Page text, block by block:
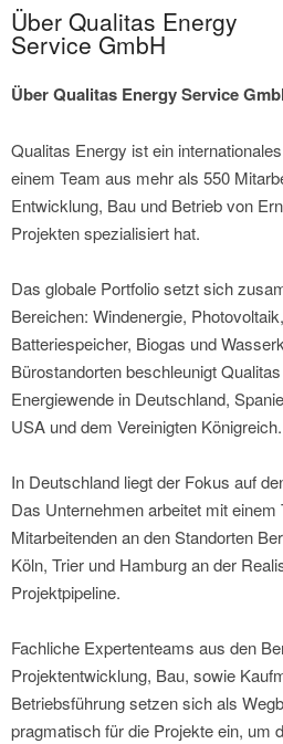
Über Qualitas Energy
Service GmbH
Über Qualitas Energy Service
Qualitas Energy ist ein
einem Team aus mehr als 550
Entwicklung, Bau und Betrieb von
Projekten spezialisiert hat.
Das globale Portfolio setzt sich
Bereichen: Windenergie,
Batteriespeicher, Biogas und
Bürostandorten beschleunigt
Energiewende in Deutschland,
USA und dem Vereinigten Königreich.
In Deutschland liegt der Fokus auf
Das Unternehmen arbeitet mit
Mitarbeitenden an den Standorten
Köln, Trier und Hamburg an der
Projektpipeline.
Fachliche Expertenteams aus den
Projektentwicklung, Bau, sowie
Betriebsführung setzen sich als
pragmatisch für die Projekte ein, um